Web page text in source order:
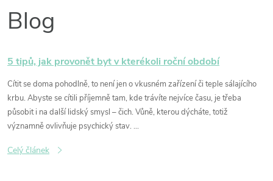
Blog
V
ý
p
i
s
l
5 tipů, jak provonět byt v kterékoli roční období
Cítit se doma pohodlně, to není jen o vkusném zařízení či teple sálajícího
krbu. Abyste se cítili příjemně tam, kde trávíte nejvíce času, je třeba
působit i na další lidský smysl – čich. Vůně, kterou dýcháte, totiž
významně ovlivňuje psychický stav. ...
Celý článek